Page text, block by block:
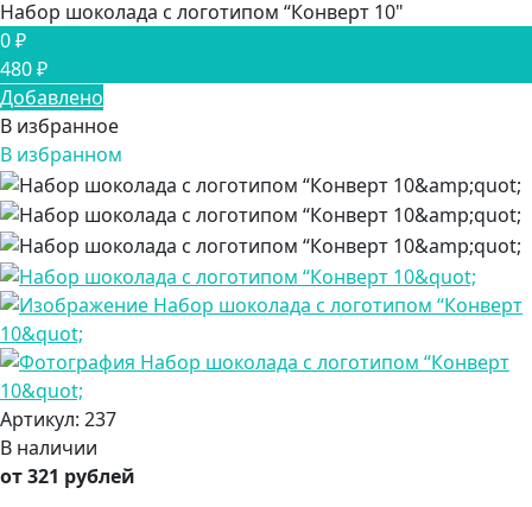
Набор шоколада с логотипом “Конверт 10"
0 ₽
480 ₽
Добавлено
В избранное
В избранном
Артикул: 237
В наличии
от 321 рублей